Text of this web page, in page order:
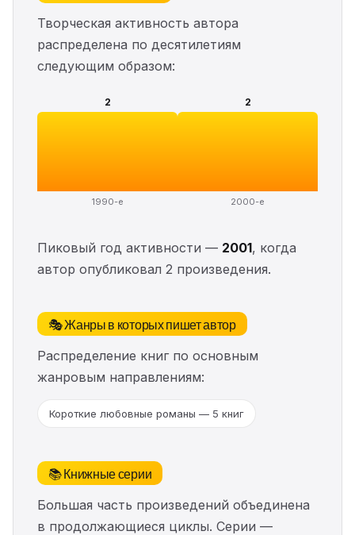
Творческая активность автора
распределена по десятилетиям
следующим образом:
2
1990-е
2
2000-е
Пиковый год активности — 2001, когда
автор опубликовал 2 произведения.
🎭 Жанры в которых пишет автор
Распределение книг по основным
жанровым направлениям:
Короткие любовные романы — 5 книг
📚 Книжные серии
Большая часть произведений объединена
в продолжающиеся циклы. Серии —